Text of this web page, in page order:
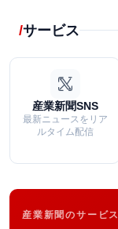
サービス
産業新聞SNS
最新ニュースをリア
ルタイム配信
産業新聞のサービス